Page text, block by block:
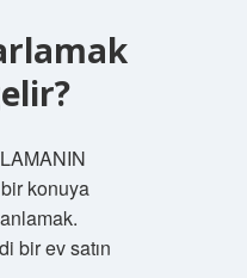
konuya
bir ev satın